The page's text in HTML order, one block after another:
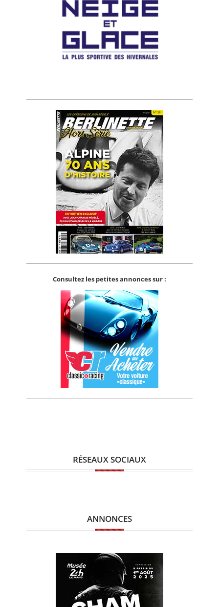
Consultez les petites annonces sur :
RÉSEAUX SOCIAUX
ANNONCES